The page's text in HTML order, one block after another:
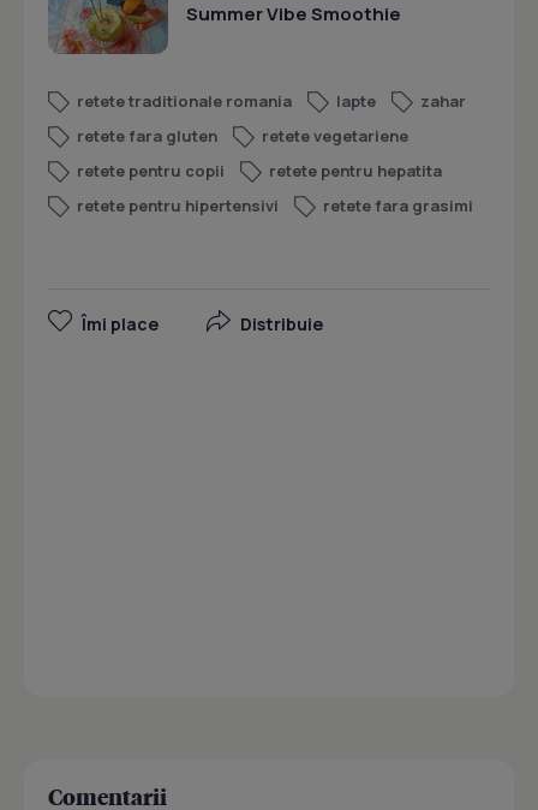
Summer Vibe Smoothie
retete traditionale romania lapte
zahar
retete fara gluten
retete vegetariene
retete pentru copii
retete pentru hepatita
retete pentru hipertensivi
retete fara grasimi
Îmi place Distribuie
Comentarii